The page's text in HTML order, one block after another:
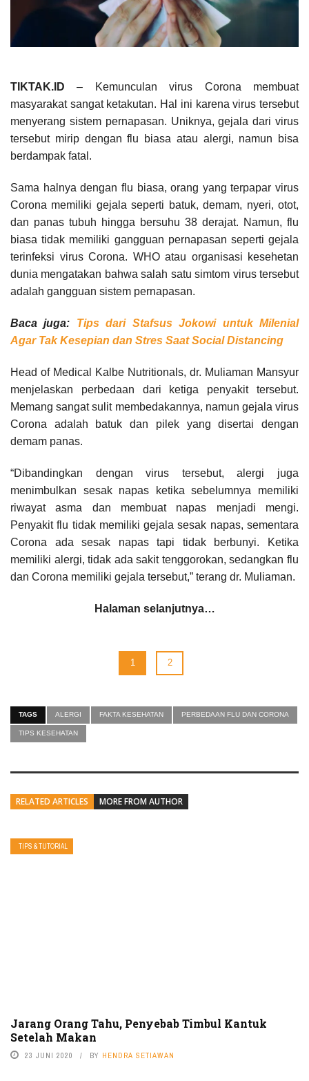
TIKTAK.ID – Kemunculan virus Corona membuat
masyarakat sangat ketakutan. Hal ini karena virus tersebut
menyerang sistem pernapasan. Uniknya, gejala dari virus
tersebut mirip dengan flu biasa atau alergi, namun bisa
berdampak fatal.
Sama halnya dengan flu biasa, orang yang terpapar virus
Corona memiliki gejala seperti batuk, demam, nyeri, otot,
dan panas tubuh hingga bersuhu 38 derajat. Namun, flu
biasa tidak memiliki gangguan pernapasan seperti gejala
terinfeksi virus Corona. WHO atau organisasi kesehetan
dunia mengatakan bahwa salah satu simtom virus tersebut
adalah gangguan sistem pernapasan.
Baca juga: Tips dari Stafsus Jokowi untuk Milenial
Agar Tak Kesepian dan Stres Saat Social Distancing
Head of Medical Kalbe Nutritionals, dr. Muliaman Mansyur
menjelaskan perbedaan dari ketiga penyakit tersebut.
Memang sangat sulit membedakannya, namun gejala virus
Corona adalah batuk dan pilek yang disertai dengan
demam panas.
“Dibandingkan dengan virus tersebut, alergi juga
menimbulkan sesak napas ketika sebelumnya memiliki
riwayat asma dan membuat napas menjadi mengi.
Penyakit flu tidak memiliki gejala sesak napas, sementara
Corona ada sesak napas tapi tidak berbunyi. Ketika
memiliki alergi, tidak ada sakit tenggorokan, sedangkan flu
dan Corona memiliki gejala tersebut,” terang dr. Muliaman.
Halaman selanjutnya…
1 2
TAGS ALERGI FAKTA KESEHATAN PERBEDAAN FLU DAN CORONA
TIPS KESEHATAN
RELATED ARTICLES MORE FROM AUTHOR
TIPS & TUTORIAL
Jarang Orang Tahu, Penyebab Timbul Kantuk
Setelah Makan
23 JUNI 2020 BY HENDRA SETIAWAN